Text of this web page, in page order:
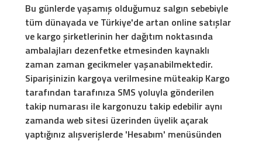
Bu günlerde yaşamış olduğumuz salgın sebebiyle
tüm dünayada ve Türkiye'de artan online satışlar
ve kargo şirketlerinin her dağıtım noktasında
ambalajları dezenfetke etmesinden kaynaklı
zaman zaman gecikmeler yaşanabilmektedir.
Siparişinizin kargoya verilmesine müteakip Kargo
tarafından tarafınıza SMS yoluyla gönderilen
takip numarası ile kargonuzu takip edebilir aynı
zamanda web sitesi üzerinden üyelik açarak
yaptığınız alışverişlerde 'Hesabım' menüsünden